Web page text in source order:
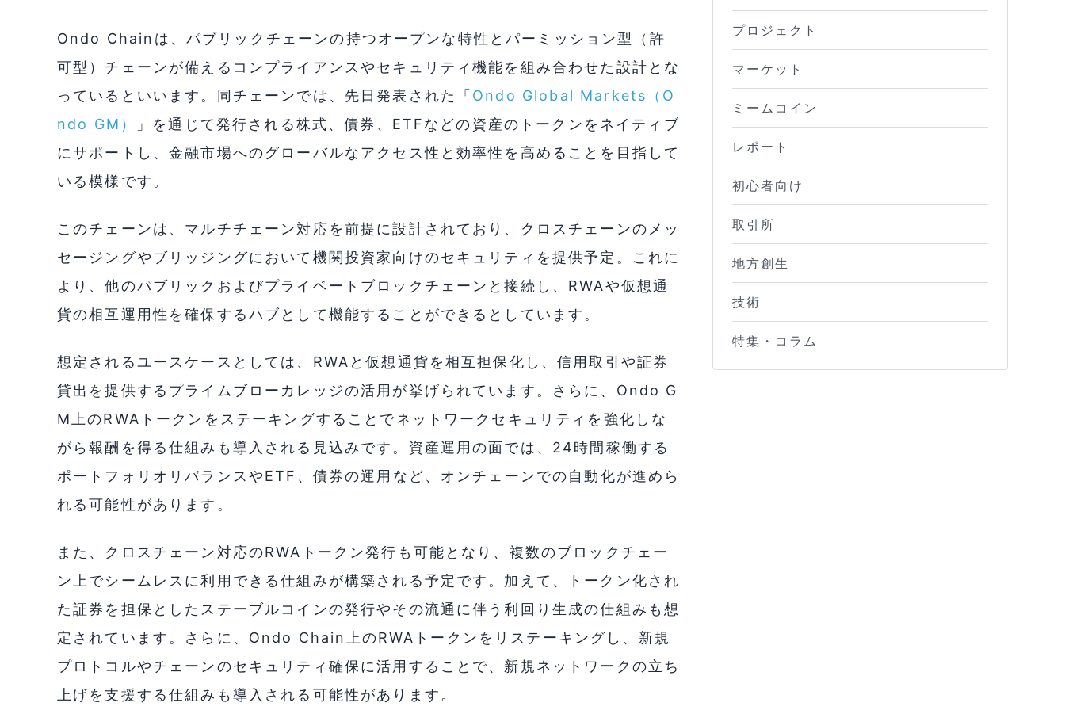
Ondo Chainは、パブリックチェーンの持つオープンな特性とパーミッション型（許
可型）チェーンが備えるコンプライアンスやセキュリティ機能を組み合わせた設計とな
っているといいます。同チェーンでは、先日発表された「Ondo Global Markets（O
ndo GM）
」を通じて発行される株式、債券、ETFなどの資産のトークンをネイティブ
にサポートし、金融市場へのグローバルなアクセス性と効率性を高めることを目指して
いる模様です。
このチェーンは、マルチチェーン対応を前提に設計されており、クロスチェーンのメッ
セージングやブリッジングにおいて機関投資家向けのセキュリティを提供予定。これに
より、他のパブリックおよびプライベートブロックチェーンと接続し、RWAや仮想通
貨の相互運用性を確保するハブとして機能することができるとしています。
想定されるユースケースとしては、RWAと仮想通貨を相互担保化し、信用取引や証券
貸出を提供するプライムブローカレッジの活用が挙げられています。さらに、Ondo G
M上のRWAトークンをステーキングすることでネットワークセキュリティを強化しな
がら報酬を得る仕組みも導入される見込みです。資産運用の面では、24時間稼働する
ポートフォリオリバランスやETF、債券の運用など、オンチェーンでの自動化が進めら
れる可能性があります。
また、クロスチェーン対応のRWAトークン発行も可能となり、複数のブロックチェー
ン上でシームレスに利用できる仕組みが構築される予定です。加えて、トークン化され
た証券を担保としたステーブルコインの発行やその流通に伴う利回り生成の仕組みも想
定されています。さらに、Ondo Chain上のRWAトークンをリステーキングし、新規
プロトコルやチェーンのセキュリティ確保に活用することで、新規ネットワークの立ち
上げを支援する仕組みも導入される可能性があります。
プロジェクト
マーケット
ミームコイン
レポート
初心者向け
取引所
地方創生
技術
特集・コラム